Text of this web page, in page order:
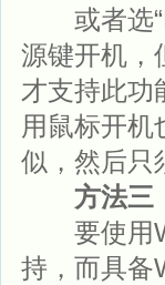
或者选
源键开机，
才支持此功
用鼠标开机
似，然后只
方法三
要使用
持，而具备